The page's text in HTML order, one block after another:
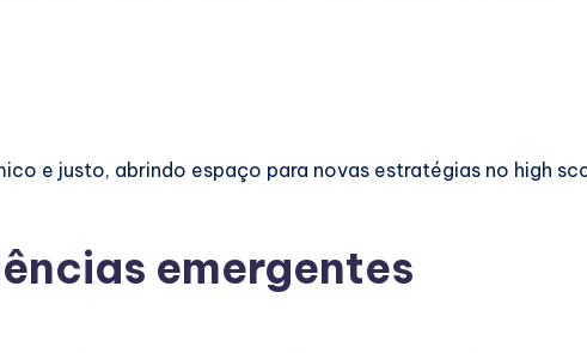
e justo, abrindo espaço para novas estratégias no high
emergentes